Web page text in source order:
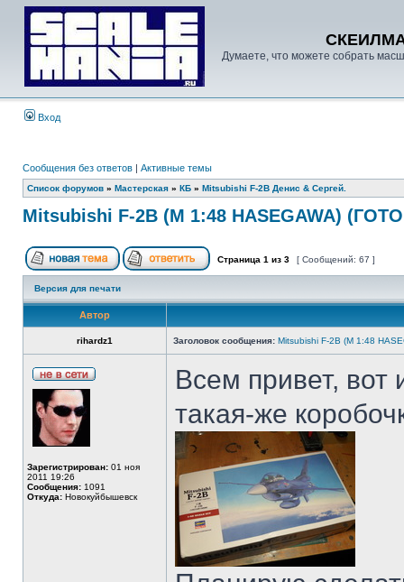
Думаете, что можете собрать
Вход
Сообщения без ответов | Активные темы
Список форумов » Мастерская » КБ » Mitsubishi F-2В Денис & Сергей.
Mitsubishi F-2B (M 1:48 HASEGAWA)
Страница 1 из 3 [ Сообщений: 67 ]
Версия для печати
Автор
rihardz1 Заголовок сообщения: Mitsubishi F-2B (M 1:48
Зарегистрирован: 01 ноя
2011 19:26
Сообщения: 1091
Откуда: Новокуйбышевск
Всем привет,
такая-же